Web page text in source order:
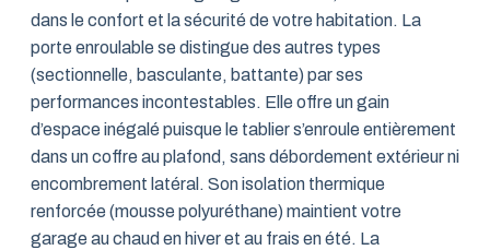
dans le confort et la sécurité de votre habitation. La
porte enroulable se distingue des autres types
(sectionnelle, basculante, battante) par ses
performances incontestables. Elle offre un gain
d’espace inégalé puisque le tablier s’enroule entièrement
dans un coffre au plafond, sans débordement extérieur ni
encombrement latéral. Son isolation thermique
renforcée (mousse polyuréthane) maintient votre
garage au chaud en hiver et au frais en été. La